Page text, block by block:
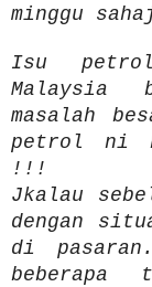
minggu
Isu
Malaysia
masalah
petrol ni
!!!
Jkalau
dengan
di
beberapa